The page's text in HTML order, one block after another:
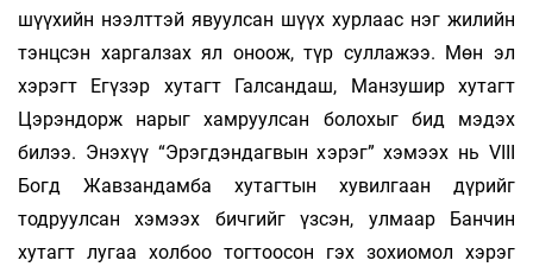
шүүхийн нээлттэй явуулсан шүүх хурлаас нэг жилийн
тэнцсэн харгалзах ял оноож, түр суллажээ. Мөн эл
хэрэгт Егүзэр хутагт Галсандаш, Манзушир хутагт
Цэрэндорж нарыг хамруулсан болохыг бид мэдэх
билээ. Энэхүү “Эрэгдэндагвын хэрэг” хэмээх нь VIII
Богд Жавзандамба хутагтын хувилгаан дүрийг
тодруулсан хэмээх бичгийг үзсэн, улмаар Банчин
хутагт лугаа холбоо тогтоосон гэх зохиомол хэрэг